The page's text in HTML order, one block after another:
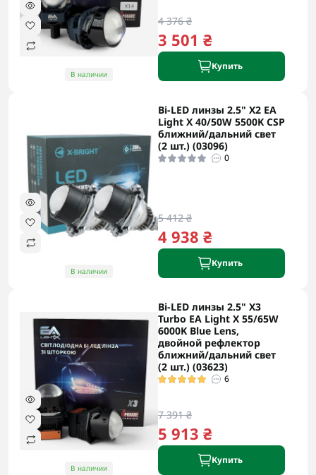
В наличии
4 376 ₴
3 501 ₴
Купить
В наличии
Bi-LED линзы 2.5" X2 EA
Light X 40/50W 5500K CSP
ближний/дальний свет
(2 шт.) (03096)
0
5 412 ₴
4 938 ₴
Купить
В наличии
Bi-LED линзы 2.5" X3
Turbo EA Light X 55/65W
6000K Blue Lens,
двойной рефлектор
ближний/дальний свет
(2 шт.) (03623)
6
7 391 ₴
5 913 ₴
Купить